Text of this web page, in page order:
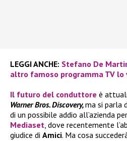
LEGGI ANCHE: Stefano De
altro famoso programma TV
Il futuro del conduttore è
Warner Bros. Discovery,ma si parla
di un possibile addio all’azienda
Mediaset, dove recentemente
giudice di Amici. Ma cosa